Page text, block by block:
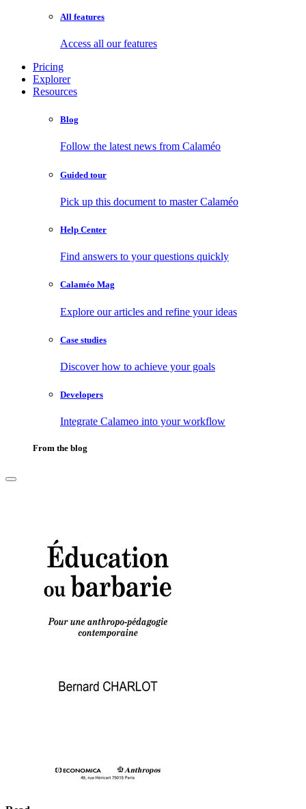
All features
Access all our features
Pricing
Explorer
Resources
Blog
Follow the latest news from Calaméo
Guided tour
Pick up this document to master Calaméo
Help Center
Find answers to your questions quickly
Calaméo Mag
Explore our articles and refine your ideas
Case studies
Discover how to achieve your goals
Developers
Integrate Calameo into your workflow
From the blog